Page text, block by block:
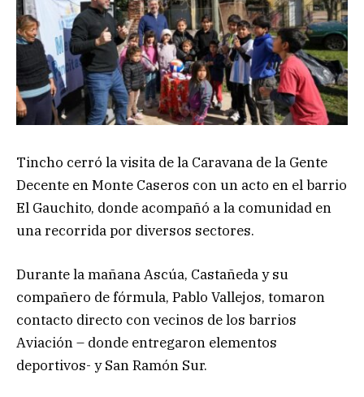
Tincho cerró la visita de la Caravana de la Gente
Decente en Monte Caseros con un acto en el barrio
El Gauchito, donde acompañó a la comunidad en
una recorrida por diversos sectores.
Durante la mañana Ascúa, Castañeda y su
compañero de fórmula, Pablo Vallejos, tomaron
contacto directo con vecinos de los barrios
Aviación – donde entregaron elementos
deportivos- y San Ramón Sur.